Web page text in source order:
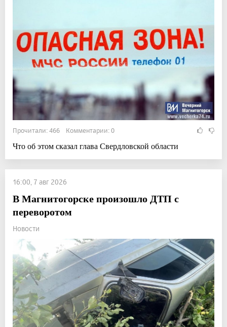
Прочитали: 466 Комментарии: 0
Что об этом сказал глава Свердловской области
16:00, 7 авг 2026
В Магнитогорске произошло ДТП с
переворотом
Новости